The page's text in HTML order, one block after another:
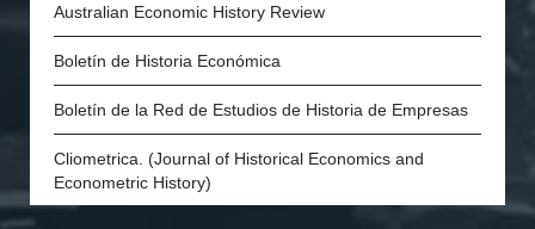
The Economic History Society of Australia and New
Australian Economic History Review
Boletín de Historia Económica
Boletín de la Red de Estudios de Historia de Empresas
Cliometrica. (Journal of Historical Economics and
Econometric History)